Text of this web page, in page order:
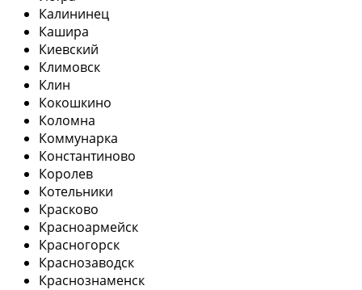
Калининец
Кашира
Киевский
Климовск
Клин
Кокошкино
Коломна
Коммунарка
Константиново
Королев
Котельники
Красково
Красноармейск
Красногорск
Краснозаводск
Краснознаменск